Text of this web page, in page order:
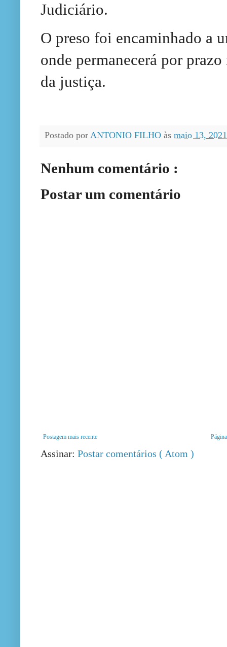
Judiciário.
O preso foi encaminhado a
onde permanecerá por
da justiça.
Postado por ANTONIO FILHO às maio 13,
Nenhum comentário :
Postar um comentário
Postagem mais recente
Assinar: Postar comentários ( Atom )